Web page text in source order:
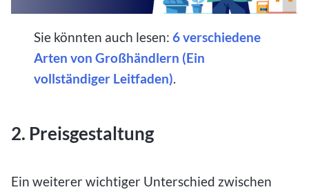
Sie könnten auch lesen:6 verschiedene
Arten von Großhändlern (Ein
vollständiger Leitfaden).
2. Preisgestaltung
Ein weiterer wichtiger Unterschied zwischen